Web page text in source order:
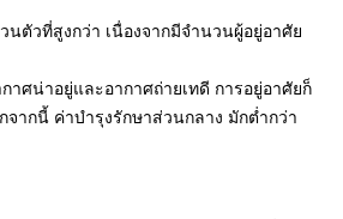
นตัวที่สูงกว่า เนื่องจากมีจำนวนผู้อยู่อาศัย
ศน่าอยู่และอากาศถ่ายเทดี การอยู่อาศัยก็
ากนี้ ค่าบำรุงรักษาส่วนกลาง มักต่ำกว่า